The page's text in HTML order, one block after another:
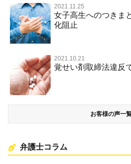
名誉棄損・侮辱
放火・失火
名誉棄損罪・侮辱
2021.11.25
女子高生へのつき
化阻止
2021.10.21
覚せい剤取締法違反
お客様の声一
弁護士コラム